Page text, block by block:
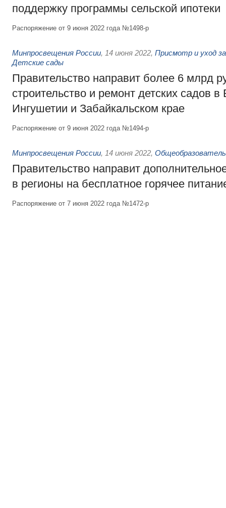
поддержку программы сельской ипотеки
Распоряжение от 9 июня 2022 года №1498-р
Минпросвещения России, 14 июня 2022, Присмотр и уход
Детские сады
Правительство направит более 6 млрд
строительство и ремонт детских садов в
Ингушетии и Забайкальском крае
Распоряжение от 9 июня 2022 года №1494-р
Минпросвещения России, 14 июня 2022,
Правительство направит
в регионы на бесплатное горячее
Распоряжение от 7 июня 2022 года №1472-р